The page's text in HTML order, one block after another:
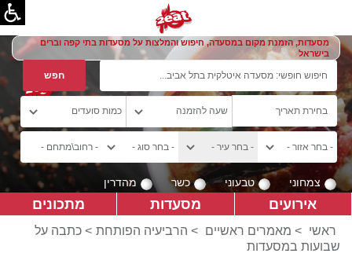
מסעדות, הזמנת מקום במסעדה, חיפוש והמלצות על מסעדות בתי קפה וברים
בישראל
צמחוני טבעוני כשר מהדרין
אירועים מסעדות מתכונים
ראשי > מאמרים ראשיים > הרביעיה הפותחת > כתבה על
שבועות במסעדות